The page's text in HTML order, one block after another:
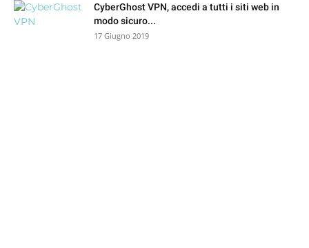
CyberGhost VPN, accedi a tutti i siti web in
modo sicuro...
17 Giugno 2019